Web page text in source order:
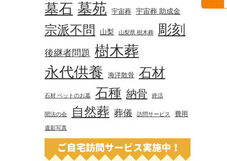
墓石 墓苑 宇宙葬 宇宙葬 助成金
宗派不問 山梨 山梨県 樹木葬 彫刻
後継者問題 樹木葬
永代供養 海洋散骨 石材
石材 ペットのお墓 石種 納骨 終活
聞法の会 自然葬 葬儀 訪問サービス 費用
遺影写真